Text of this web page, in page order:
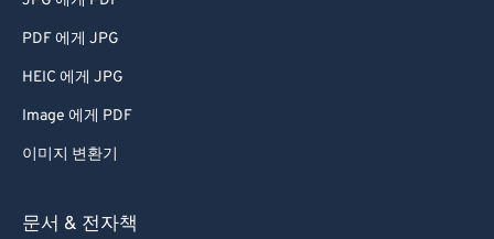
PDF 에게 JPG
HEIC 에게 JPG
Image 에게 PDF
이미지 변환기
문서 & 전자책